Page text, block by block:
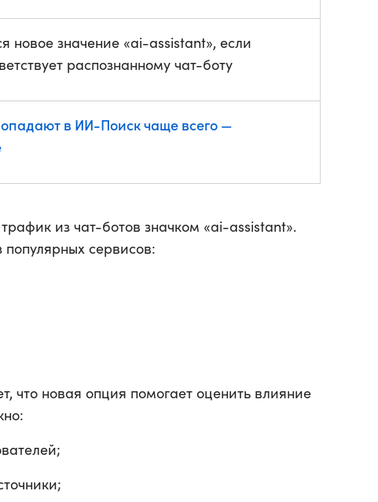
новое значение «ai-assistant», если
распознанному чат-боту
в ИИ-Поиск чаще всего —
из чат-ботов значком «ai-assistant».
сервисов:
что новая опция помогает оценить влияние